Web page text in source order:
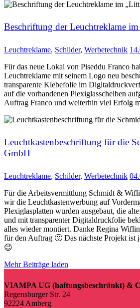
Beschriftung der Leuchtreklame
Leuchtreklame, Schilder, Werbetechnik
Für das neue Lokal von Piseddu Franco
Leuchtreklame mit seinem Logo neu
transparente Klebefolie im
auf die vorhandenen Plexiglasscheiben
Auftrag Franco und weiterhin viel Erfolg
Leuchtkastenbeschriftung für die
GmbH
Leuchtreklame, Schilder, Werbetechnik
Für die Arbeitsvermittlung Schmidt &
wir die Leuchtkastenwerbung auf
Plexiglasplatten wurden ausgebaut, die
und mit transparenter Digitaldruckfolie
alles wieder montiert. Danke Regina
für den Auftrag 🙂 Das nächste Projekt ist
😉
Mehr Beiträge laden
VIAMPA UG (haftungsbeschränkt) &
Regensburger Str. 24
92224 Amberg